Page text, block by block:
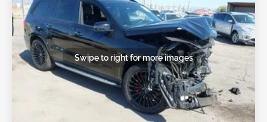
Swipe to right for more images